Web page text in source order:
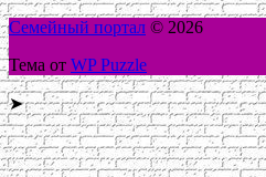
Семейный портал © 2026
Тема от WP Puzzle
➤